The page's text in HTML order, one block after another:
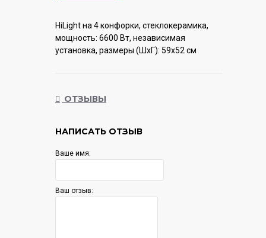
HiLight на 4 конфорки, cтеклокерамика,
мощность: 6600 Вт, независимая
установка, размеры (ШхГ): 59x52 см
ОТЗЫВЫ
НАПИСАТЬ ОТЗЫВ
Ваше имя:
Ваш отзыв: